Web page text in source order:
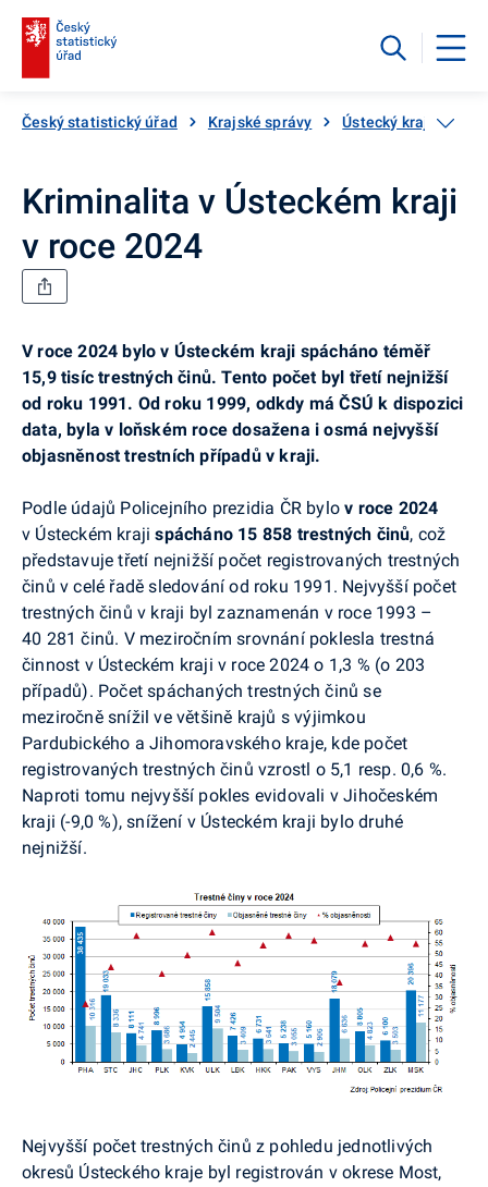
Český statistický úřad Krajské správy Ústecký kraj
Kriminalita v Ústeckém kraji
v roce 2024
V roce 2024 bylo v Ústeckém kraji spácháno téměř
15,9 tisíc trestných činů. Tento počet byl třetí nejnižší
od roku 1991. Od roku 1999, odkdy má ČSÚ k dispozici
data, byla v loňském roce dosažena i osmá nejvyšší
objasněnost trestních případů v kraji.
Podle údajů Policejního prezidia ČR bylov roce 2024
v Ústeckém krajispácháno 15 858 trestných činů, což
představuje třetí nejnižší počet registrovaných trestných
činů v celé řadě sledování od roku 1991. Nejvyšší počet
trestných činů v kraji byl zaznamenán v roce 1993 –
40 281 činů. V meziročním srovnání poklesla trestná
činnost v Ústeckém kraji v roce 2024 o 1,3 % (o 203
případů). Počet spáchaných trestných činů se
meziročně snížil ve většině krajů s výjimkou
Pardubického a Jihomoravského kraje, kde počet
registrovaných trestných činů vzrostl o 5,1 resp. 0,6 %.
Naproti tomu nejvyšší pokles evidovali v Jihočeském
kraji (-9,0 %), snížení v Ústeckém kraji bylo druhé
nejnižší.
Nejvyšší počet trestných činů z pohledu jednotlivých
okresů Ústeckého kraje byl registrován v okrese Most,